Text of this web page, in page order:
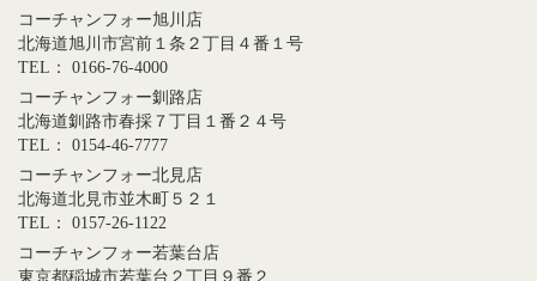
コーチャンフォー旭川店
北海道旭川市宮前１条２丁目４番１号
TEL： 0166-76-4000
コーチャンフォー釧路店
北海道釧路市春採７丁目１番２４号
TEL： 0154-46-7777
コーチャンフォー北見店
北海道北見市並木町５２１
TEL： 0157-26-1122
コーチャンフォー若葉台店
東京都稲城市若葉台２丁目９番２